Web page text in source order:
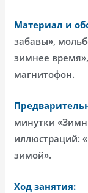
Материал и
забавы»,
зимнее
магнитофон.
минутки
иллюстраций:
зимой».
Ход занятия: